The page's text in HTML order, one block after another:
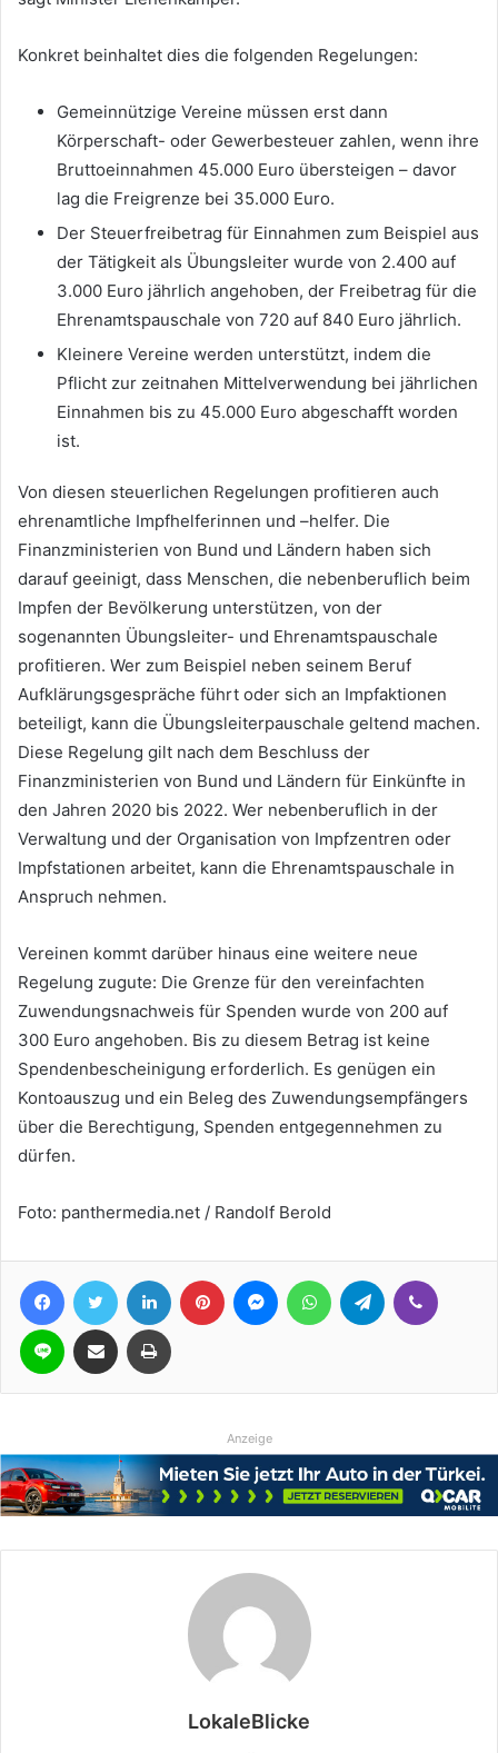
Konkret beinhaltet dies die folgenden Regelungen:
Gemeinnützige Vereine müssen erst dann
Körperschaft- oder Gewerbesteuer zahlen, wenn ihre
Bruttoeinnahmen 45.000 Euro übersteigen – davor
lag die Freigrenze bei 35.000 Euro.
Der Steuerfreibetrag für Einnahmen zum Beispiel aus
der Tätigkeit als Übungsleiter wurde von 2.400 auf
3.000 Euro jährlich angehoben, der Freibetrag für die
Ehrenamtspauschale von 720 auf 840 Euro jährlich.
Kleinere Vereine werden unterstützt, indem die
Pflicht zur zeitnahen Mittelverwendung bei jährlichen
Einnahmen bis zu 45.000 Euro abgeschafft worden
ist.
Von diesen steuerlichen Regelungen profitieren auch
ehrenamtliche Impfhelferinnen und –helfer. Die
Finanzministerien von Bund und Ländern haben sich
darauf geeinigt, dass Menschen, die nebenberuflich beim
Impfen der Bevölkerung unterstützen, von der
sogenannten Übungsleiter- und Ehrenamtspauschale
profitieren. Wer zum Beispiel neben seinem Beruf
Aufklärungsgespräche führt oder sich an Impfaktionen
beteiligt, kann die Übungsleiterpauschale geltend machen.
Diese Regelung gilt nach dem Beschluss der
Finanzministerien von Bund und Ländern für Einkünfte in
den Jahren 2020 bis 2022. Wer nebenberuflich in der
Verwaltung und der Organisation von Impfzentren oder
Impfstationen arbeitet, kann die Ehrenamtspauschale in
Anspruch nehmen.
Vereinen kommt darüber hinaus eine weitere neue
Regelung zugute: Die Grenze für den vereinfachten
Zuwendungsnachweis für Spenden wurde von 200 auf
300 Euro angehoben. Bis zu diesem Betrag ist keine
Spendenbescheinigung erforderlich. Es genügen ein
Kontoauszug und ein Beleg des Zuwendungsempfängers
über die Berechtigung, Spenden entgegennehmen zu
dürfen.
Foto: panthermedia.net / Randolf Berold
FacebookTwitter LinkedIn Pinterest MessengerWhatsAppTelegram
Line Teile per E-Mail Drucken
Anzeige
LokaleBlicke